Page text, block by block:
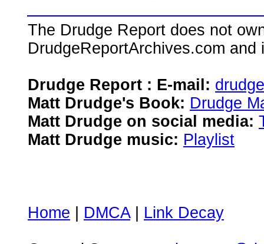
The Drudge Report does not
DrudgeReportArchives.com
Drudge Report : E-mail:
Matt Drudge's Book: Drudge
Matt Drudge on social media:
Matt Drudge music: Playlist
Home DMCA| Link Decay